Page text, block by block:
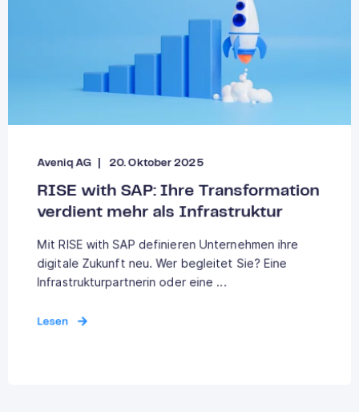
Aveniq AG 20. Oktober 2025
RISE with SAP: Ihre Transformation
verdient mehr als Infrastruktur
Mit RISE with SAP definieren Unternehmen ihre
digitale Zukunft neu. Wer begleitet Sie? Eine
Infrastrukturpartnerin oder eine ...
Lesen